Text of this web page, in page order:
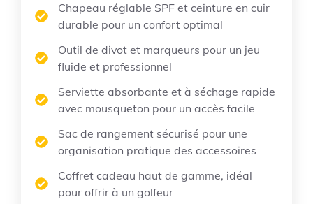
Chapeau réglable SPF et ceinture en cuir
durable pour un confort optimal
Outil de divot et marqueurs pour un jeu
fluide et professionnel
Serviette absorbante et à séchage rapide
avec mousqueton pour un accès facile
Sac de rangement sécurisé pour une
organisation pratique des accessoires
Coffret cadeau haut de gamme, idéal
pour offrir à un golfeur